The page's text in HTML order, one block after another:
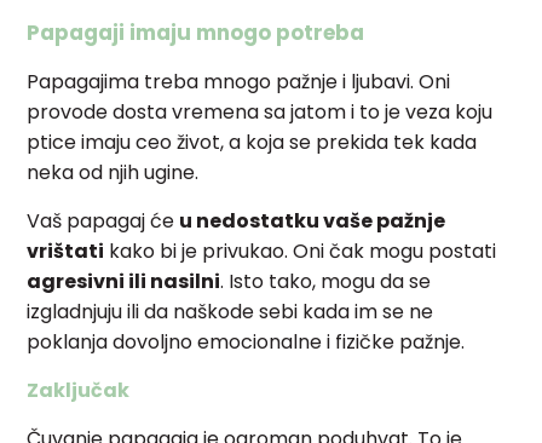
Papagaji imaju mnogo potreba
Papagajima treba mnogo pažnje i ljubavi. Oni
provode dosta vremena sa jatom i to je veza koju
ptice imaju ceo život, a koja se prekida tek kada
neka od njih ugine.
Vaš papagaj će u nedostatku vaše pažnje
vrištati kako bi je privukao. Oni čak mogu postati
agresivni ili nasilni. Isto tako, mogu da se
izgladnjuju ili da naškode sebi kada im se ne
poklanja dovoljno emocionalne i fizičke pažnje.
Zaključak